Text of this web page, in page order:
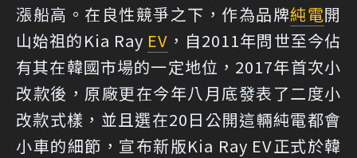
漲船高。在良性競爭之下，作為品牌純電開
山始祖的Kia Ray EV ，自2011年問世至今佔
有其在韓國市場的一定地位，2017年首次小
改款後，原廠更在今年八月底發表了二度小
改款式樣，並且選在20日公開這輛純電都會
小車的細節，宣布新版Kia Ray EV正式於韓